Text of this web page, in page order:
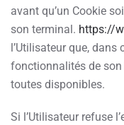
avant qu’un Cookie
son terminal. https://
l’Utilisateur que, dans
fonctionnalités de
toutes disponibles.
Si l’Utilisateur refuse